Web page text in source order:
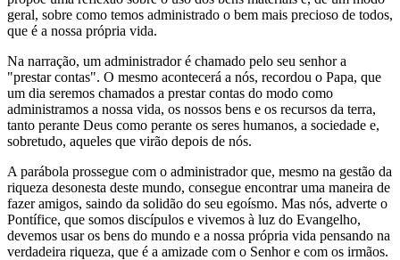
geral, sobre como temos administrado o bem mais precioso de todos,
que é a nossa própria vida.
Na narração, um administrador é chamado pelo seu senhor a
"prestar contas". O mesmo acontecerá a nós, recordou o Papa, que
um dia seremos chamados a prestar contas do modo como
administramos a nossa vida, os nossos bens e os recursos da terra,
tanto perante Deus como perante os seres humanos, a sociedade e,
sobretudo, aqueles que virão depois de nós.
A parábola prossegue com o administrador que, mesmo na gestão da
riqueza desonesta deste mundo, consegue encontrar uma maneira de
fazer amigos, saindo da solidão do seu egoísmo. Mas nós, adverte o
Pontífice, que somos discípulos e vivemos à luz do Evangelho,
devemos usar os bens do mundo e a nossa própria vida pensando na
verdadeira riqueza, que é a amizade com o Senhor e com os irmãos.